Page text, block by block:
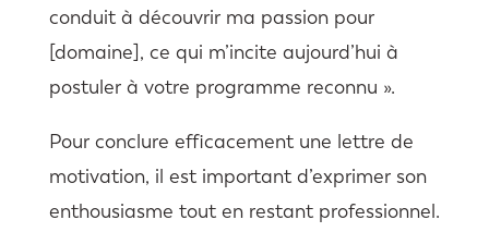
conduit à découvrir ma passion pour
[domaine], ce qui m’incite aujourd’hui à
postuler à votre programme reconnu ».
Pour conclure efficacement une lettre de
motivation, il est important d’exprimer son
enthousiasme tout en restant professionnel.